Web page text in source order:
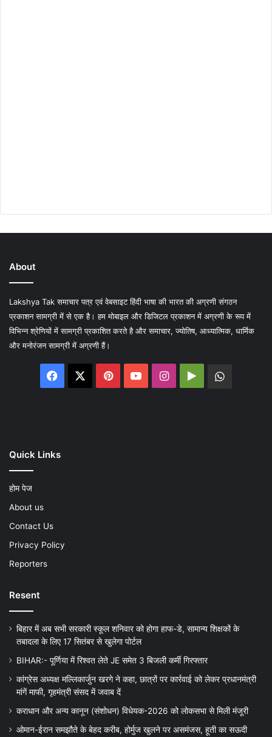
About
Lakshya Tak समाचार पत्र एवं वेबसाइट हिंदी भाषा की भारत की अग्रणी संगठन
प्रकाशन सामग्री में से एक है। हम मोबाइल और डिजिटल प्रकाशन में अग्रणी के रूप में
विभिन्न श्रेणियों में सामग्री प्रकाशित करते है और समाचार, ज्योतिष, आध्यात्मिक, धार्मिक
और मनोरंजन सामग्री में अग्रणी हैं।
Facebook PinterestYouTubeInstagram
Google
Quick Links
होम पेज
About us
Contact Us
Privacy Policy
Reporters
Resent
बिहार में अब सभी सरकारी स्कूल शनिवार को होगा हाफ-डे, सामान्य शिक्षकों के
तबादला के लिए 17 सितंबर से खुलेगा पोर्टल
BIHAR:- पूर्णिया में रिश्वत लेते JE समेत 3 बिजली कर्मी गिरफ्तार
कांग्रेस अध्यक्ष मल्लिकार्जुन खरगे ने कहा, छात्रों पर कार्रवाई को लेकर प्रधानमंत्री
मांगें माफी, गृहमंत्री संसद में जवाब दें
कराधान और अन्य कानून (संशोधन) विधेयक-2026 को लोकसभा से मिली मंजूरी
ओमान-ईरान समझौते के बेहद करीब, होर्मुज खुलने पर असमंजस, हूती का सऊदी